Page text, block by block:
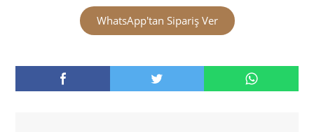
WhatsApp'tan Sipariş Ver